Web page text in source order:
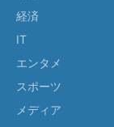
経済
IT
エンタメ
スポーツ
メディア